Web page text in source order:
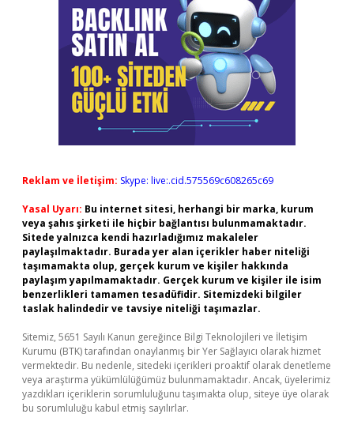
Reklam ve İletişim: Skype: live:.cid.575569c608265c69
Yasal Uyarı: Bu internet sitesi, herhangi bir marka, kurum
veya şahıs şirketi ile hiçbir bağlantısı bulunmamaktadır.
Sitede yalnızca kendi hazırladığımız makaleler
paylaşılmaktadır. Burada yer alan içerikler haber niteliği
taşımamakta olup, gerçek kurum ve kişiler hakkında
paylaşım yapılmamaktadır. Gerçek kurum ve kişiler ile isim
benzerlikleri tamamen tesadüfidir. Sitemizdeki bilgiler
taslak halindedir ve tavsiye niteliği taşımazlar.
Sitemiz, 5651 Sayılı Kanun gereğince Bilgi Teknolojileri ve İletişim
Kurumu (BTK) tarafından onaylanmış bir Yer Sağlayıcı olarak hizmet
vermektedir. Bu nedenle, sitedeki içerikleri proaktif olarak denetleme
veya araştırma yükümlülüğümüz bulunmamaktadır. Ancak, üyelerimiz
yazdıkları içeriklerin sorumluluğunu taşımakta olup, siteye üye olarak
bu sorumluluğu kabul etmiş sayılırlar.